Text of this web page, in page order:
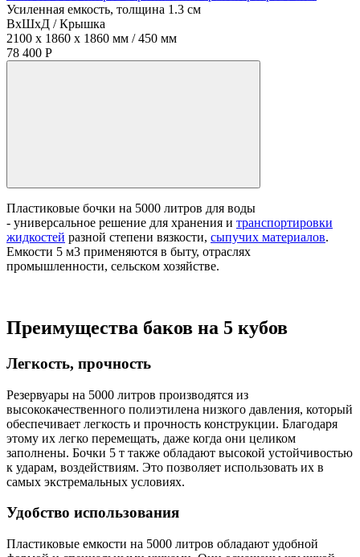
Усиленная емкость, толщина 1.3 см
ВхШхД / Крышка
2100 x 1860 x 1860 мм / 450 мм
78 400 Р
Пластиковые бочки на 5000 литров для воды
- универсальное решение для хранения и транспортировки
жидкостей разной степени вязкости, сыпучих материалов.
Емкости 5 м3 применяются в быту, отраслях
промышленности, сельском хозяйстве.
Преимущества баков на 5 кубов
Легкость, прочность
Резервуары на 5000 литров производятся из
высококачественного полиэтилена низкого давления, который
обеспечивает легкость и прочность конструкции. Благодаря
этому их легко перемещать, даже когда они целиком
заполнены. Бочки 5 т также обладают высокой устойчивостью
к ударам, воздействиям. Это позволяет использовать их в
самых экстремальных условиях.
Удобство использования
Пластиковые емкости на 5000 литров обладают удобной